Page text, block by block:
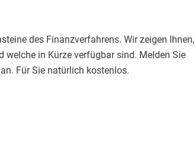
des Finanzverfahrens. Wir zeigen Ihnen,
welche in Kürze verfügbar sind. Melden Sie
Für Sie natürlich kostenlos.